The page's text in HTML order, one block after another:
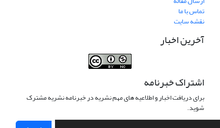
تماس با ما
نقشه سایت
آخرین اخبار
اشتراک خبرنامه
برای دریافت اخبار و اطلاعیه های مهم نشریه در خبرنامه نشریه مشترک
شوید.